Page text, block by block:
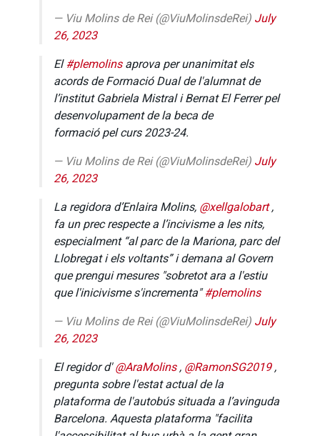
— Viu Molins de Rei (@ViuMolinsdeRei) July
26, 2023
El#plemolinsaprova per unanimitat els
acords de Formació Dual de l'alumnat de
l’institut Gabriela Mistral i Bernat El Ferrer pel
desenvolupament de la beca de
formació pel curs 2023-24.
— Viu Molins de Rei (@ViuMolinsdeRei) July
26, 2023
La regidora d’Enlaira Molins, @xellgalobart,
fa un prec respecte a l’incivisme a les nits,
especialment “al parc de la Mariona, parc del
Llobregat i els voltants” i demana al Govern
que prengui mesures "sobretot ara a l'estiu
que l'inicivisme s'incrementa"#plemolins
— Viu Molins de Rei (@ViuMolinsdeRei) July
26, 2023
El regidor d'@AraMolins, @RamonSG2019,
pregunta sobre l'estat actual de la
plataforma de l'autobús situada a l’avinguda
Barcelona. Aquesta plataforma "facilita